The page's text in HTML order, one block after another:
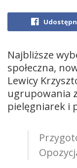
Najbliższe
społeczna,
Lewicy
ugrupowania
pielęgniarek i